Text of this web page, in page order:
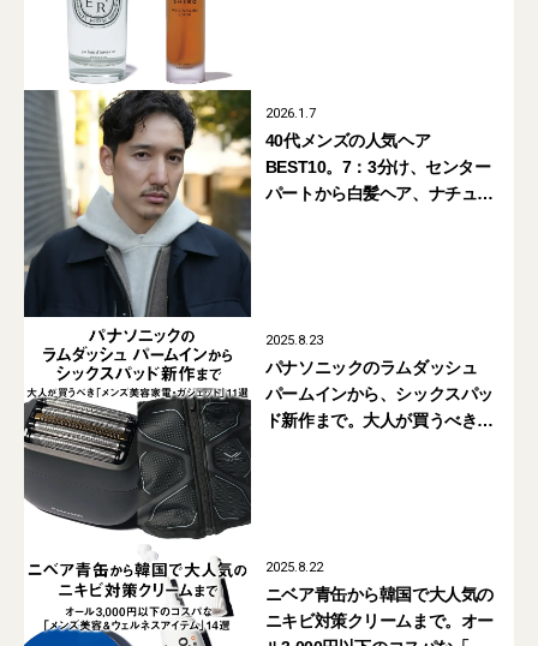
2026.1.7
40代メンズの人気ヘア
BEST10。7：3分け、センター
パートから白髪ヘア、ナチュラ
2025.8.23
パナソニックのラムダッシュ
パームインから、シックスパッ
ド新作まで。大人が買うべき
2025.8.22
ニベア青缶から韓国で大人気の
ニキビ対策クリームまで。オー